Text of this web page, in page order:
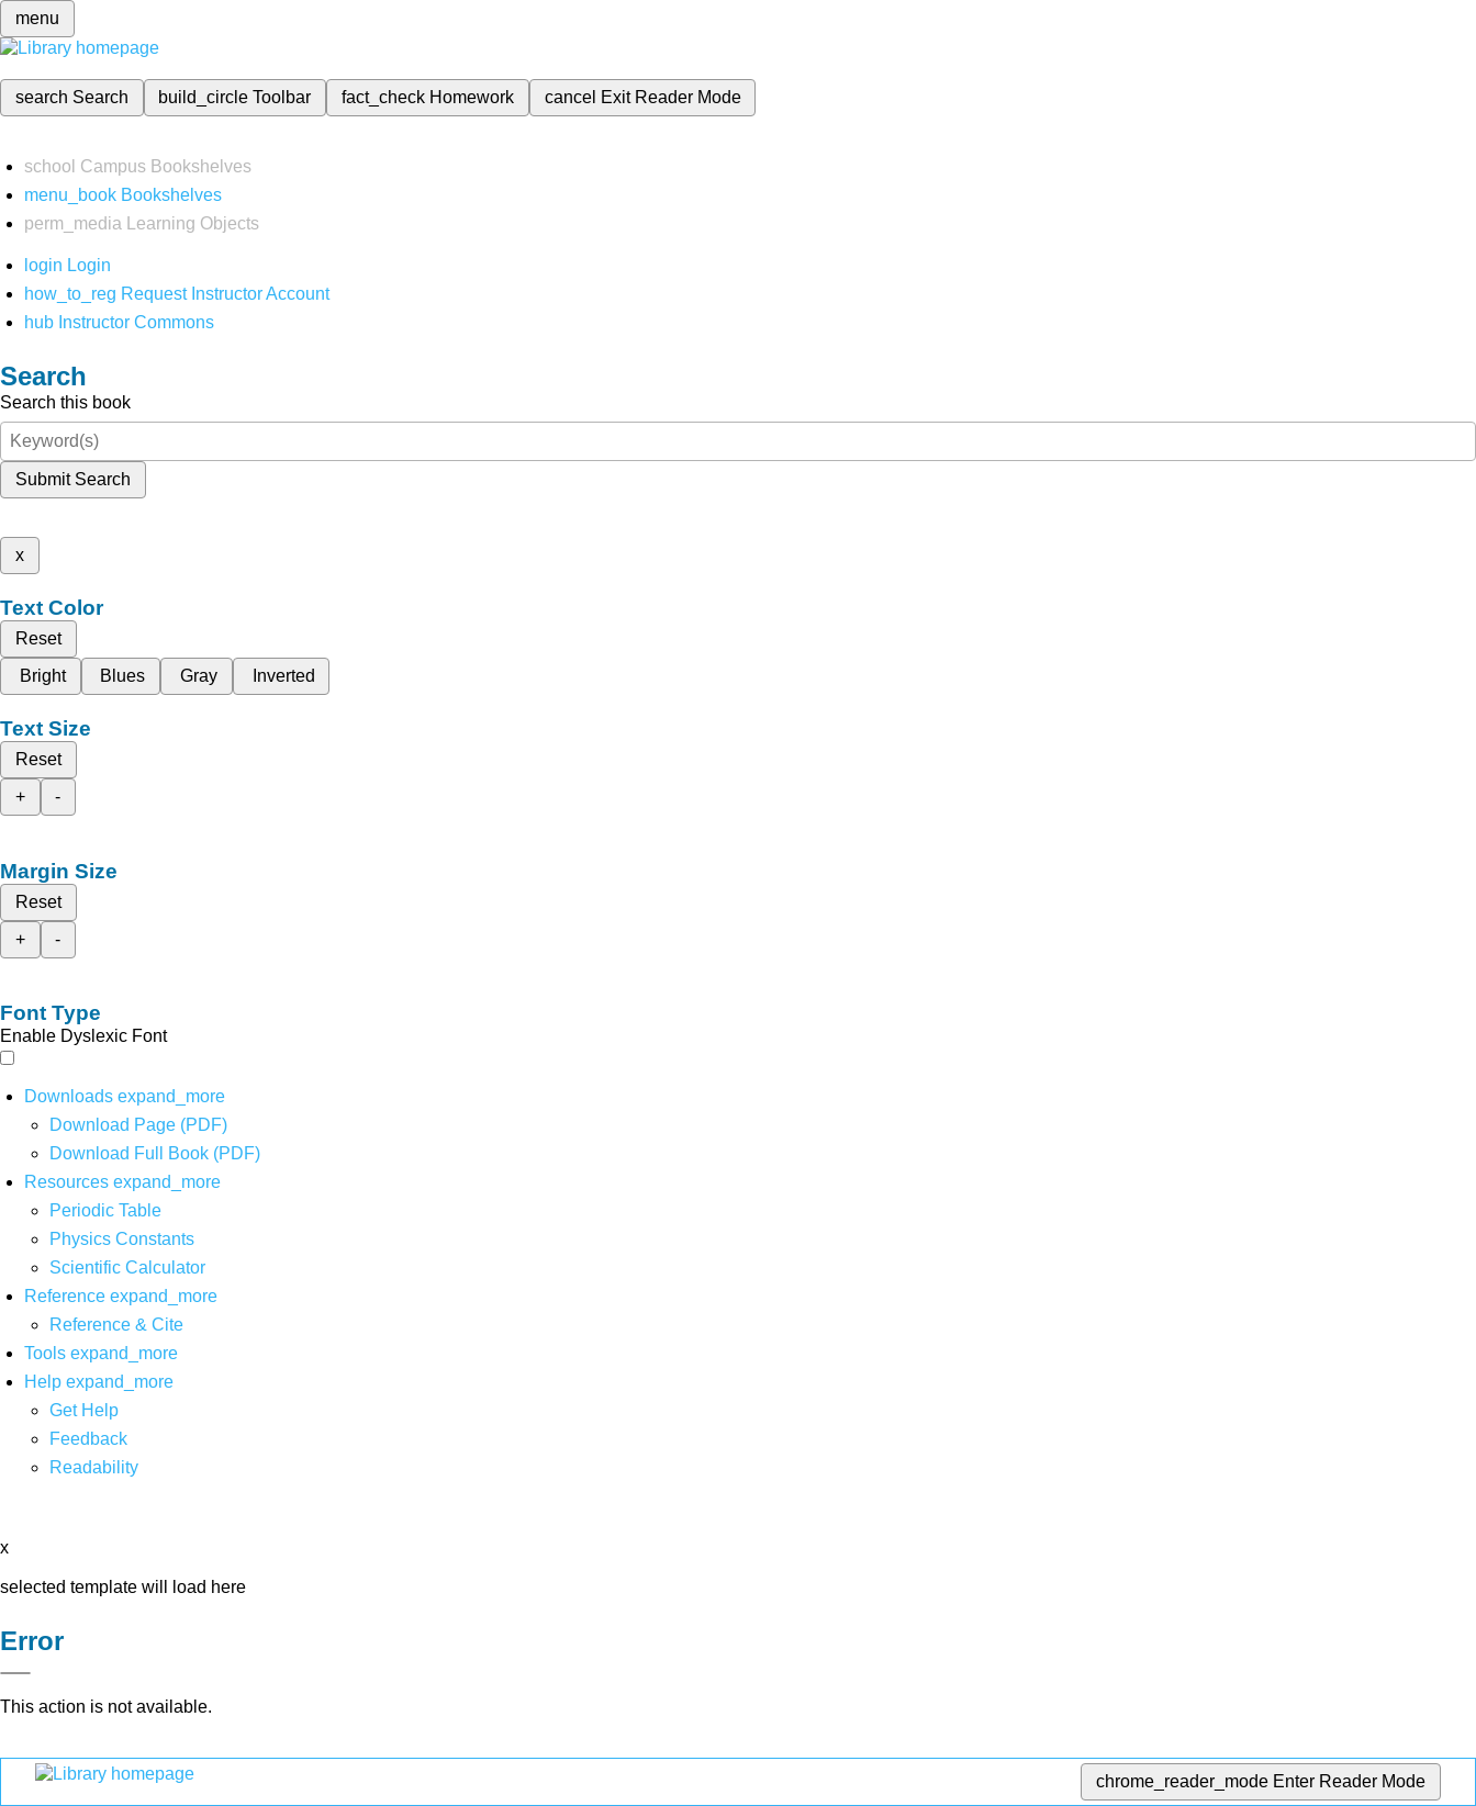
menu
search Search build_circleToolbar fact_check Homework cancel Exit Reader Mode
school Campus Bookshelves
menu_book Bookshelves
perm_media
Learning Objects
login Login
how_to_reg Request Instructor Account
hub Instructor Commons
Search
Search this book
Submit Search
x
Text Color
Reset
Bright
Blues Gray Inverted
Text Size
Reset
+
-
Margin Size
Reset
+
-
Font Type
Enable Dyslexic Font
Downloads expand_more
Download Page (PDF)
Download Full Book (PDF)
Resources expand_more
Periodic Table
Physics Constants
Scientific Calculator
Reference expand_more
Reference & Cite
Tools expand_more
Help expand_more
Get Help
Feedback
Readability
x
selected template will load here
Error
This action is not available.
chrome_reader_mode Enter Reader Mode